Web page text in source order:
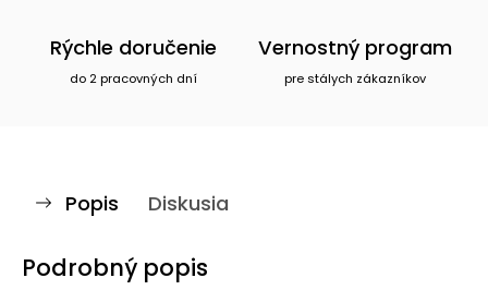
Rýchle doručenie
do 2 pracovných dní
Vernostný program
pre stálych zákazníkov
Popis Diskusia
Podrobný popis